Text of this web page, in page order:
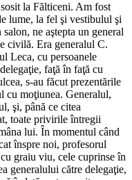
la Fălticeni. Am fost
lume, la fel şi vestibulul şi
ne aştepta un general
civilă. Era generalul C.
Leca, cu persoanele
faţă în faţă cu
s-au făcut prezen­tările
cu moţiunea. Generalul,
şi, până ce citea
toate privirile întregii
lui. În momentul când
înspre noi, profesorul
graiu viu, cele cuprinse în
generalului către delegaţie,